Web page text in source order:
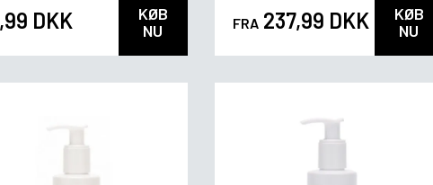
DKK
KØB
NU
FRA237,99 DKK
KØB
NU